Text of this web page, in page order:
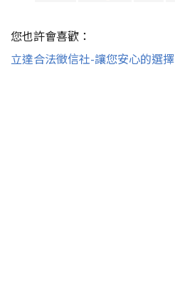
您也許會喜歡：
立達合法徵信社-讓您安心的選擇